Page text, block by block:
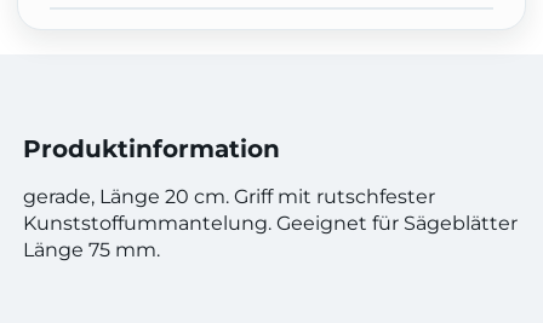
Produktinformation
gerade, Länge 20 cm. Griff mit rutschfester
Kunststoffummantelung. Geeignet für Sägeblätter
Länge 75 mm.